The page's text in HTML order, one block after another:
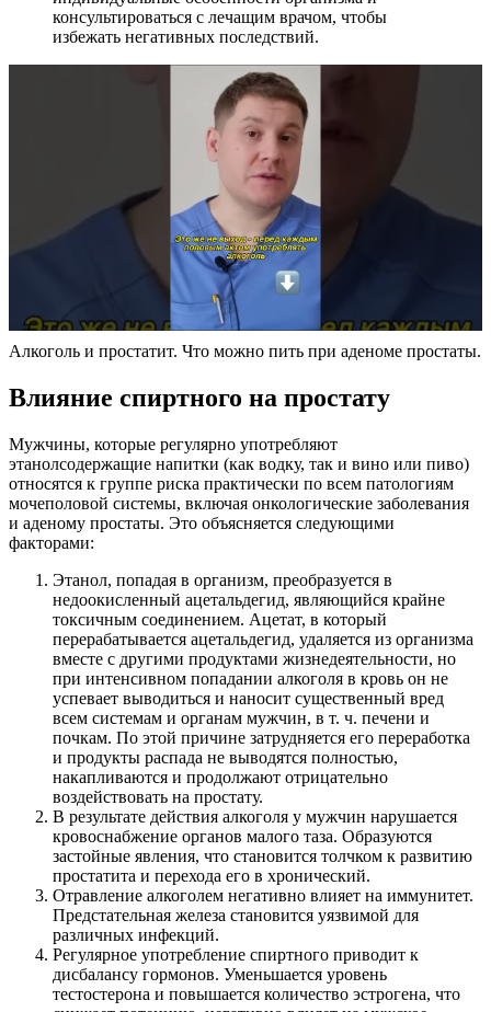
консультироваться с лечащим врачом, чтобы
избежать негативных последствий.
Алкоголь и простатит. Что можно пить при аденоме простаты.
Влияние спиртного на простату
Мужчины, которые регулярно употребляют
этанолсодержащие напитки (как водку, так и вино или пиво)
относятся к группе риска практически по всем патологиям
мочеполовой системы, включая онкологические заболевания
и аденому простаты. Это объясняется следующими
факторами:
Этанол, попадая в организм, преобразуется в
недоокисленный ацетальдегид, являющийся крайне
токсичным соединением. Ацетат, в который
перерабатывается ацетальдегид, удаляется из организма
вместе с другими продуктами жизнедеятельности, но
при интенсивном попадании алкоголя в кровь он не
успевает выводиться и наносит существенный вред
всем системам и органам мужчин, в т. ч. печени и
почкам. По этой причине затрудняется его переработка
и продукты распада не выводятся полностью,
накапливаются и продолжают отрицательно
воздействовать на простату.
В результате действия алкоголя у мужчин нарушается
кровоснабжение органов малого таза. Образуются
застойные явления, что становится толчком к развитию
простатита и перехода его в хронический.
Отравление алкоголем негативно влияет на иммунитет.
Предстательная железа становится уязвимой для
различных инфекций.
Регулярное употребление спиртного приводит к
дисбалансу гормонов. Уменьшается уровень
тестостерона и повышается количество эстрогена, что